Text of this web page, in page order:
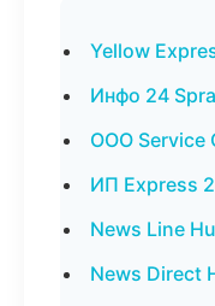
Yellow
Инфо 24
ООО Service
ИП Express
News Line
News Direct